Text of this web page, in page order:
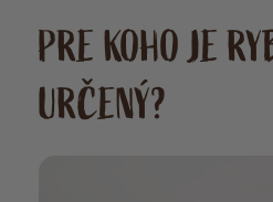
PRE KOHO JE
URČENÝ?